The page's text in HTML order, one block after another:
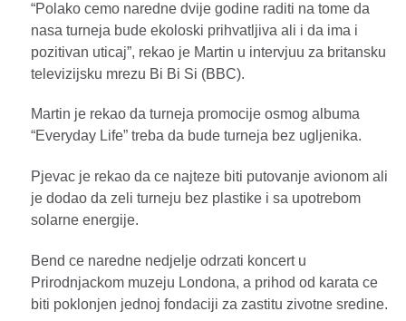
“Polako cemo naredne dvije godine raditi na tome da
nasa turneja bude ekoloski prihvatljiva ali i da ima i
pozitivan uticaj”, rekao je Martin u intervjuu za britansku
televizijsku mrezu Bi Bi Si (BBC).
Martin je rekao da turneja promocije osmog albuma
“Everyday Life” treba da bude turneja bez ugljenika.
Pjevac je rekao da ce najteze biti putovanje avionom ali
je dodao da zeli turneju bez plastike i sa upotrebom
solarne energije.
Bend ce naredne nedjelje odrzati koncert u
Prirodnjackom muzeju Londona, a prihod od karata ce
biti poklonjen jednoj fondaciji za zastitu zivotne sredine.